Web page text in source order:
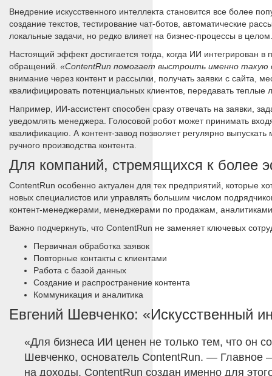
Внедрение искусственного интеллекта становится все более
создание текстов, тестирование чат-ботов, автоматические
локальные задачи, но редко влияет на бизнес-процессы в целом.
Настоящий эффект достигается тогда, когда ИИ интегрирован
обращений. «ContentRun помогает выстроить именно такую
внимание через контент и рассылки, получать заявки с сайта,
квалифицировать потенциальных клиентов, передавать
Например, ИИ-ассистент способен сразу отвечать на заявки,
уведомлять менеджера. Голосовой робот может принимать
квалификацию. А контент-завод позволяет регулярно
ручного производства контента.
Для компаний, стремящихся к более
ContentRun особенно актуален для тех предприятий, которые
новых специалистов или управлять большим числом
контент-менеджерами, менеджерами по продажам,
Важно подчеркнуть, что ContentRun не заменяет ключевых
Первичная обработка заявок
Повторные контакты с клиентами
Работа с базой данных
Создание и распространение контента
Коммуникация и аналитика
Евгений Шевченко: «Искусственный
«Для бизнеса ИИ ценен не только тем, что он
Шевченко, основатель ContentRun. — Главное
на доходы. ContentRun создан именно для